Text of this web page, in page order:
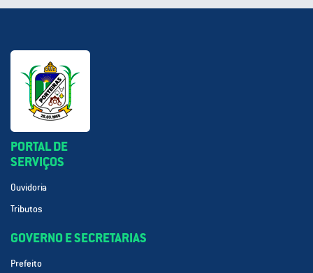
PORTAL DE
SERVIÇOS
Ouvidoria
Tributos
GOVERNO E SECRETARIAS
Prefeito